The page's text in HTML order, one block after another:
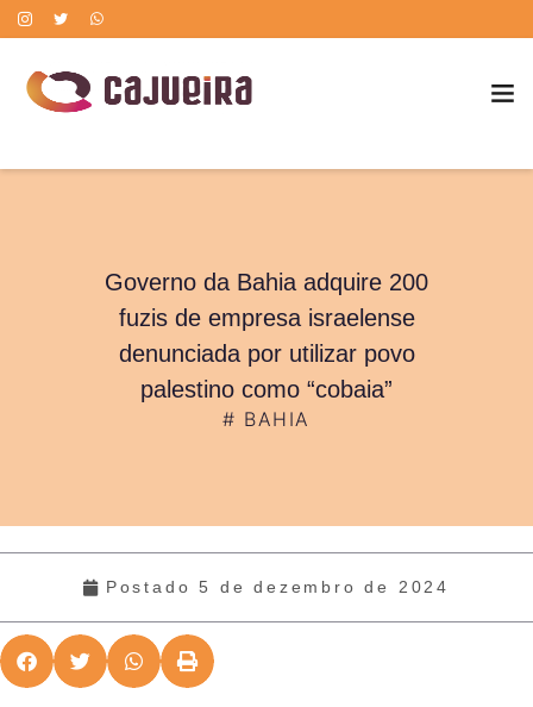
Governo da Bahia adquire 200
fuzis de empresa israelense
denunciada por utilizar povo
palestino como “cobaia”
# BAHIA
Postado 5 de dezembro de 2024